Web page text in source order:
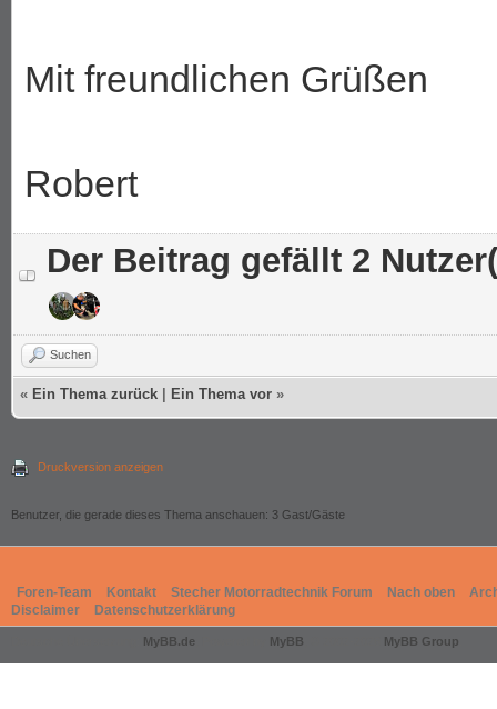
Mit freundlichen Grüßen
Robert
Der Beitrag gefällt 2
Suchen
« Ein Thema zurück Ein Thema vor »
Druckversion anzeigen
Benutzer, die gerade dieses Thema anschauen: 3 Gast/Gäste
Foren-Team Kontakt Stecher Motorradtechnik Forum Nach oben
Disclaimer
Datenschutzerklärung
MyBB.de MyBB MyBB Group